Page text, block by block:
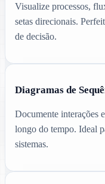
Visualize processos,
setas direcionais.
de decisão.
Diagramas de
Documente interações
longo do tempo. Ideal
sistemas.